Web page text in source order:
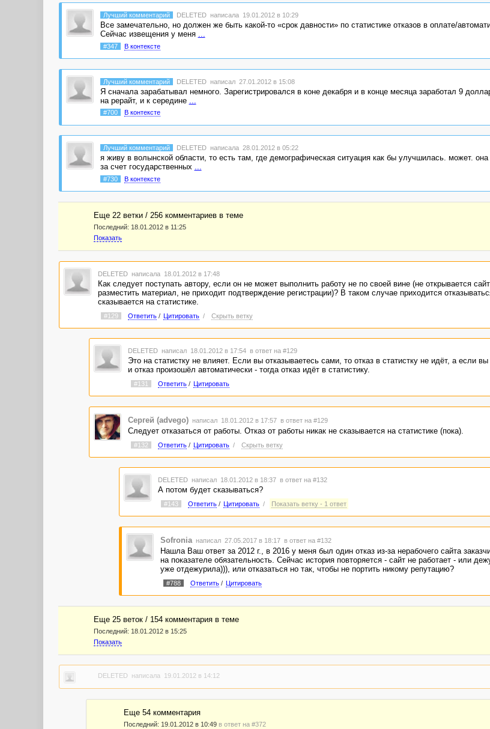
Лучший комментарий DELETED написала 19.01.2012 в 10:29
Все замечательно, но должен же быть какой-то «срок давности» по статистике отказов в оплате/
Сейчас извещения у меня ...
#347 В контексте
Лучший комментарий DELETED написал 27.01.2012 в 15:08
Я сначала зарабатывал немного. Зарегистрировался в коне декабря и в конце месяца заработал 9
на рерайт, и к середине
#700 В контексте
Лучший комментарий DELETED написала 28.01.2012 в 05:22
я живу в волынской области, то есть там, где демографическая ситуация как бы улучшилась. может.
за счет государственных ...
#730 В контексте
Еще 22 ветки / 256 комментариев в темe
Последний: 18.01.2012 в 11:25
Показать
DELETED написала 18.01.2012 в 17:48
Как следует поступать автору, если он не может выполнить работу не по своей вине (не открывается
разместить материал, не приходит подтверждение регистрации)? В таком случае приходится
сказывается на статистике.
#129 Ответить/ Цитировать / Скрыть ветку
DELETED написал 18.01.2012 в 17:54 в ответ на #129
Это на статистку не влияет. Если вы отказываетесь сами, то отказ в статистку не идёт, а если
и отказ произошёл автоматически - тогда отказ идёт в статистику.
#131 Ответить/ Цитировать
Сергей (advego) написал 18.01.2012 в 17:57 в ответ на #129
Следует отказаться от работы. Отказ от работы никак не сказывается на статистике (пока).
#132 Ответить/ Цитировать / Скрыть ветку
DELETED написал 18.01.2012 в 18:37 в ответ на #132
А потом будет сказываться?
#143 Ответить/ Цитировать / Показать ветку - 1 ответ
Sofronia написал 27.05.2017 в 18:17 в ответ на #132
Нашла Ваш ответ за 2012 г., в 2016 у меня был один отказ из-за нерабочего сайта
на показателе обязательность. Сейчас история повторяется - сайт не работает - или
уже отдежурила))), или отказаться но так, чтобы не портить никому репутацию?
#788 Ответить/ Цитировать
Еще 25 веток / 154 комментария в темe
Последний: 18.01.2012 в 15:25
Показать
DELETED написала 19.01.2012 в 14:12
Еще 54 комментария
Последний: 19.01.2012 в 10:49 в ответ на #372